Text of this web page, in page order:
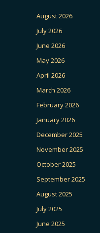
August 2026
July 2026
June 2026
May 2026
April 2026
March 2026
February 2026
January 2026
December 2025
November 2025
October 2025
September 2025
August 2025
July 2025
June 2025